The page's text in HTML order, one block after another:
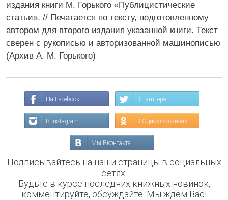
издания книги М. Горького «Публицистические
статьи». // Печатается по тексту, подготовленному
автором для второго издания указанной книги. Текст
сверен с рукописью и авторизованной машинописью
(Архив А. М. Горького)
На Facebook В Твиттере
В Instagram В Одноклассниках
Мы Вконтакте
Подписывайтесь на наши страницы в социальных
сетях.
Будьте в курсе последних книжных новинок,
комментируйте, обсуждайте. Мы ждём Вас!